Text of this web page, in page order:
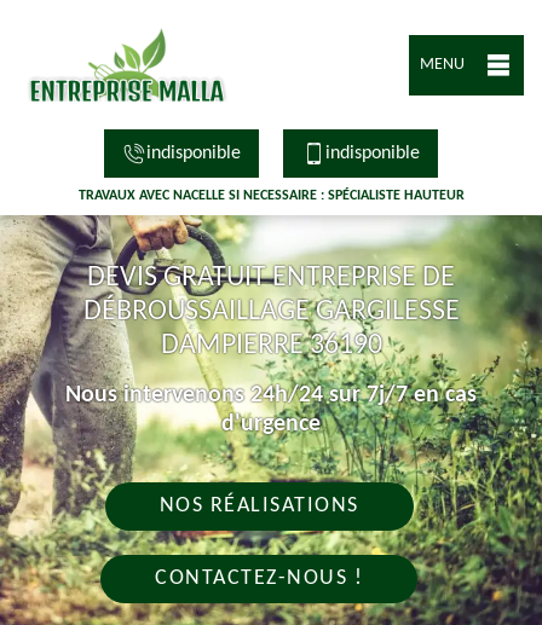
MENU
indisponible indisponible
TRAVAUX AVEC NACELLE SI NECESSAIRE : SPÉCIALISTE HAUTEUR
DEVIS GRATUIT ENTREPRISE DE
DÉBROUSSAILLAGE GARGILESSE
DAMPIERRE 36190
Nous intervenons 24h/24 sur 7j/7 en cas
d'urgence
NOS RÉALISATIONS
CONTACTEZ-NOUS !